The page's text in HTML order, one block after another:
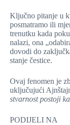
Ključno pitanje u
posmatramo ili
trenutku kada
nalazi, ona
dovodi do
stanje čestice.
Ovaj fenomen je
uključujući
stvarnost postoji
PODIJELI NA